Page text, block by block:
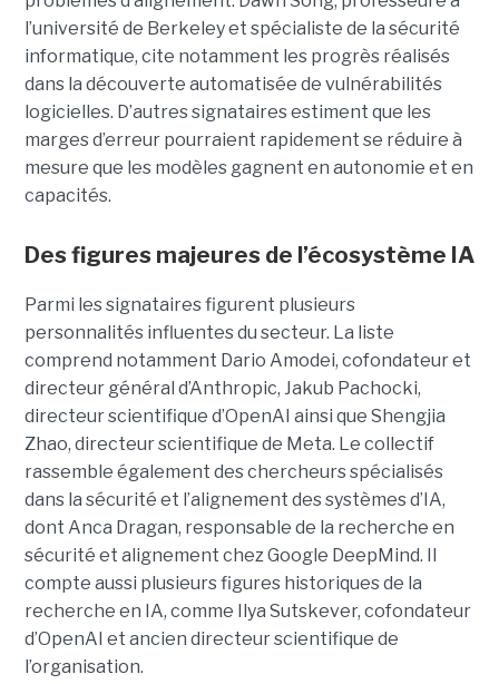
l’université de Berkeley et spécialiste de la sécurité
informatique, cite notamment les progrès réalisés
dans la découverte automatisée de vulnérabilités
logicielles. D’autres signataires estiment que les
marges d’erreur pourraient rapidement se réduire à
mesure que les modèles gagnent en autonomie et en
capacités.
Des figures majeures de l’écosystème IA
Parmi les signataires figurent plusieurs
personnalités influentes du secteur. La liste
comprend notamment Dario Amodei, cofondateur et
directeur général d’Anthropic, Jakub Pachocki,
directeur scientifique d’OpenAI ainsi que Shengjia
Zhao, directeur scientifique de Meta. Le collectif
rassemble également des chercheurs spécialisés
dans la sécurité et l’alignement des systèmes d’IA,
dont Anca Dragan, responsable de la recherche en
sécurité et alignement chez Google DeepMind. Il
compte aussi plusieurs figures historiques de la
recherche en IA, comme Ilya Sutskever, cofondateur
d’OpenAI et ancien directeur scientifique de
l’organisation.